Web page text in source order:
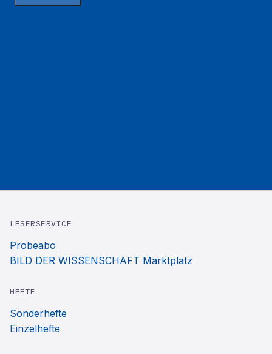
LESERSERVICE
Probeabo
BILD DER WISSENSCHAFT Marktplatz
HEFTE
Sonderhefte
Einzelhefte